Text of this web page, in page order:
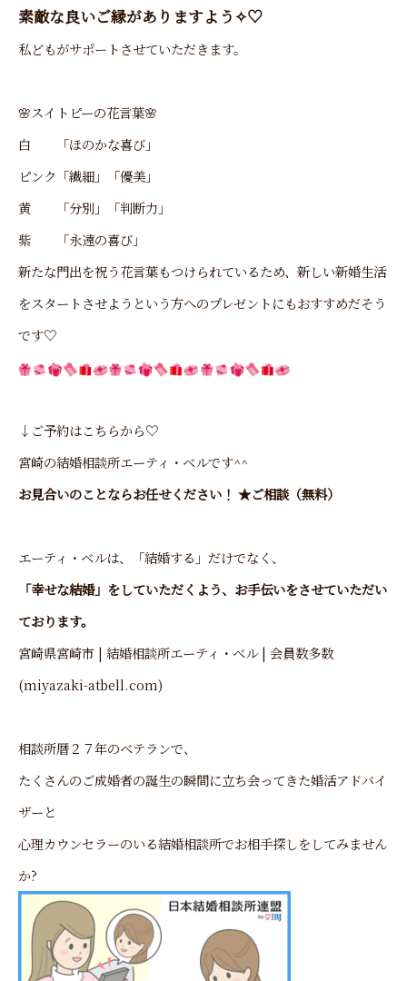
素敵な良いご縁がありますよう✧♡
私どもがサポートさせていただきます。
🌸スイトピーの花言葉🌸
白
「ほのかな喜び」
ピンク 「繊細」「優美」
黄
「分別」「判断力」
紫
「永遠の喜び」
新たな門出を祝う花言葉もつけられているため、新しい新婚生活
をスタートさせようという方へのプレゼントにもおすすめだそう
です♡
↓ご予約はこちらから♡
宮崎の結婚相談所エーティ・ベルです^^
お見合いのことならお任せください！ ★ご相談（無料）
エーティ・ベルは、「結婚する」だけでなく、
「幸せな結婚」をしていただくよう、お手伝いをさせていただい
ております。
宮崎県宮崎市 | 結婚相談所エーティ・ベル | 会員数多数
(miyazaki-atbell.com)
相談所暦２７年のベテランで、
たくさんのご成婚者の誕生の瞬間に立ち会ってきた婚活アドバイ
ザーと
心理カウンセラーのいる結婚相談所でお相手探しをしてみません
か?